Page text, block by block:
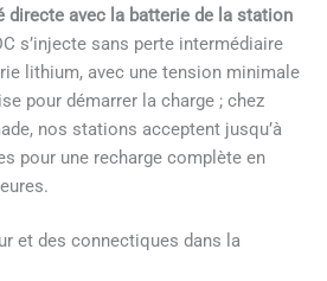
directe avec la batterie de la station
s’injecte sans perte intermédiaire
lithium, avec une tension minimale
pour démarrer la charge ; chez
nos stations acceptent jusqu’à
pour une recharge complète en
et des connectiques dans la